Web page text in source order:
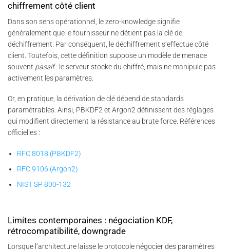
chiffrement côté client
Dans son sens opérationnel, le zero-knowledge signifie
généralement que le fournisseur ne détient pas la clé de
déchiffrement. Par conséquent, le déchiffrement s’effectue côté
client. Toutefois, cette définition suppose un modèle de menace
souvent passif: le serveur stocke du chiffré, mais ne manipule pas
activement les paramètres.
Or, en pratique, la dérivation de clé dépend de standards
paramétrables. Ainsi, PBKDF2 et Argon2 définissent des réglages
qui modifient directement la résistance au brute force. Références
officielles :
RFC 8018 (PBKDF2)
RFC 9106 (Argon2)
NIST SP 800-132
Limites contemporaines : négociation KDF,
rétrocompatibilité, downgrade
Lorsque l’architecture laisse le protocole négocier des paramètres